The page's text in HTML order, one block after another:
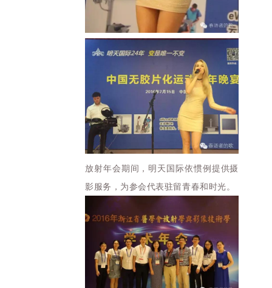
放射年会期间，明天国际依惯例提供摄
影服务，为参会代表驻留青春和时光。